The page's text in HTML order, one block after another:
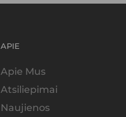
APIE
Apie Mus
Atsiliepimai
Naujienos